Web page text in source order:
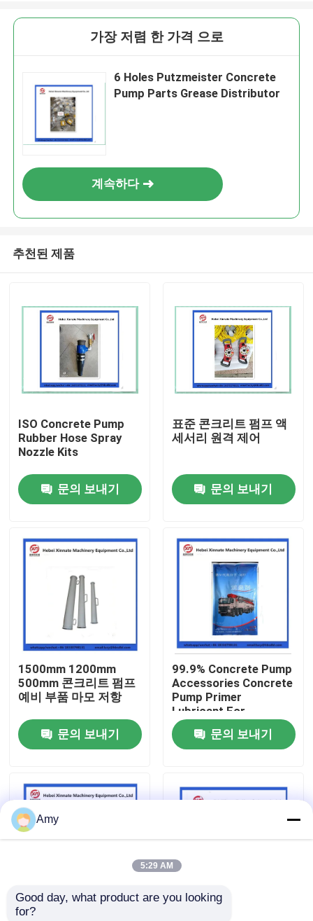
제품 소개
회사 소개
공장 투어
품질 관리
연락처
견적 요청
PUTZMEISTER 콘크리트 펌프 부분
슈윙 콘크리트 펌프 부분
가장 저렴 한 가격 으로
6 Holes Putzmeister Concrete
Pump Parts Grease Distributor
계속하다
추천된 제품
ISO Concrete Pump
Rubber Hose Spray
Nozzle Kits
문의 보내기
표준 콘크리트 펌프 액
세서리 원격 제어
문의 보내기
1500mm 1200mm
500mm 콘크리트 펌프
예비 부품 마모 저항
문의 보내기
99.9% Concrete Pump
Accessories Concrete
Pump Primer
Lubricant For
Concrete Pumping
Pipe
문의 보내기
500x500 Concrete
Amy
5:29 AM
Good day, what product are you looking
for?